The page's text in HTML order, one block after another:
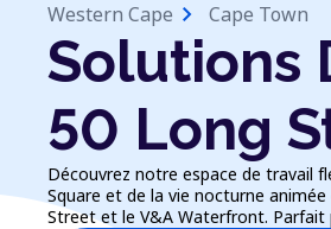
Western Cape chevron_right Cape Town
Solutions
50 Long
Découvrez notre espace de travail
Square et de la vie nocturne
Street et le V&A Waterfront. Parfait